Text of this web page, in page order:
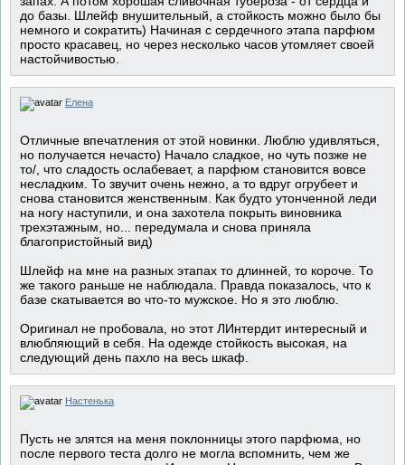
до базы. Шлейф внушительный, а стойкость можно было бы
немного и сократить) Начиная с сердечного этапа парфюм
просто красавец, но через несколько часов утомляет своей
настойчивостью.
Елена
Отличные впечатления от этой новинки. Люблю удивляться,
но получается нечасто) Начало сладкое, но чуть позже не
то/, что сладость ослабевает, а парфюм становится вовсе
несладким. То звучит очень нежно, а то вдруг огрубеет и
снова становится женственным. Как будто утонченной леди
на ногу наступили, и она захотела покрыть виновника
трехэтажным, но... передумала и снова приняла
благопристойный вид)
Шлейф на мне на разных этапах то длинней, то короче. То
же такого раньше не наблюдала. Правда показалось, что к
базе скатывается во что-то мужское. Но я это люблю.
Оригинал не пробовала, но этот ЛИнтердит интересный и
влюбляющий в себя. На одежде стойкость высокая, на
следующий день пахло на весь шкаф.
Настенька
Пусть не злятся на меня поклонницы этого парфюма, но
после первого теста долго не могла вспомнить, чем же